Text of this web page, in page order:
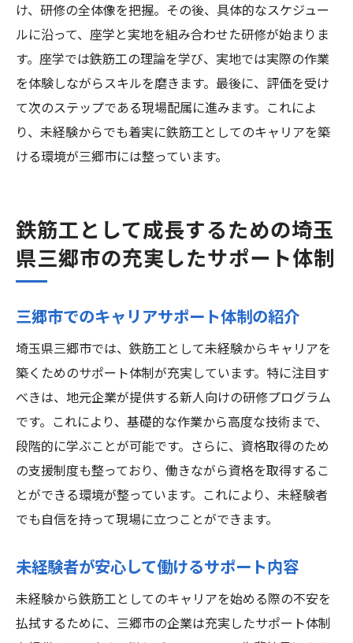
け、研修の全体像を把握。その後、具体的なスケジュー
ルに沿って、座学と実地を組み合わせた研修が始まりま
す。座学では鉄筋工の理論を学び、実地では実際の作業
を体験しながらスキルを磨きます。最後に、評価を受け
て次のステップである現場配属に進みます。これによ
り、未経験からでも着実に鉄筋工としてのキャリアを築
ける環境が三郷市には整っています。
鉄筋工として成長するための埼玉
県三郷市の充実したサポート体制
三郷市でのキャリアサポート体制の紹介
埼玉県三郷市では、鉄筋工として未経験からキャリアを
築くためのサポート体制が充実しています。特に注目す
べきは、地元企業が提供する新人向けの研修プログラム
です。これにより、基礎的な作業から高度な技術まで、
段階的に学ぶことが可能です。さらに、資格取得のため
の支援制度も整っており、働きながら資格を取得するこ
とができる環境が整っています。これにより、未経験者
でも自信を持って現場に立つことができます。
未経験者が安心して働けるサポート内容
未経験から鉄筋工としてのキャリアを始める際の不安を
払拭するために、三郷市の企業は充実したサポート体制